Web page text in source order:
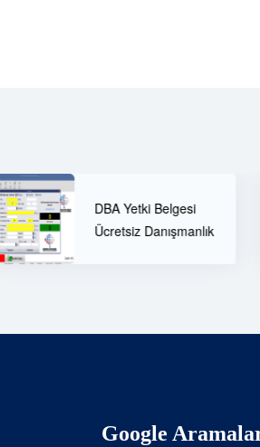
60
ve
Google